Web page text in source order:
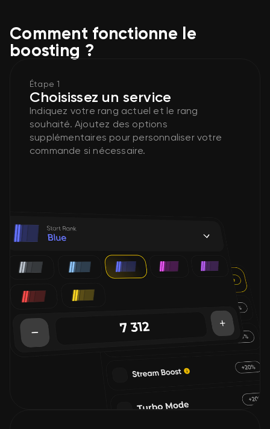
Comment fonctionne le
boosting ?
Étape 1
Choisissez un service
Indiquez votre rang actuel et le rang
souhaité. Ajoutez des options
supplémentaires pour personnaliser votre
commande si nécessaire.